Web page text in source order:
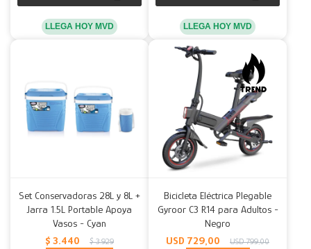
LLEGA HOY MVD LLEGA HOY MVD
Set Conservadoras 28L y 8L +
Jarra 1.5L Portable Apoya
Vasos - Cyan
$ 3.440 $ 3.929
Bicicleta Eléctrica Plegable
Gyroor C3 R14 para Adultos -
Negro
USD 729,00 USD 799,00